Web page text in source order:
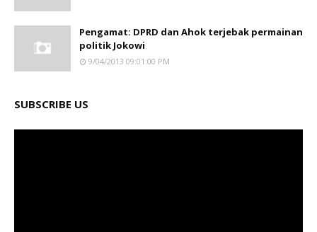
Pengamat: DPRD dan Ahok terjebak permainan
politik Jokowi
9/04/2013 09:01:00 PM
SUBSCRIBE US